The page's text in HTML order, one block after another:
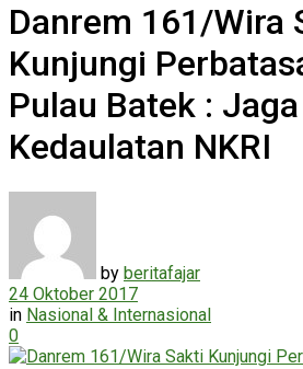
Danrem 161/Wira
Kunjungi
Pulau Batek : Jaga
Kedaulatan NKRI
by beritafajar
24 Oktober 2017
in Nasional & Internasional
0